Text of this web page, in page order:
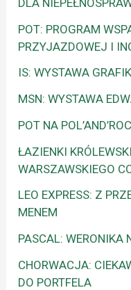
POT: PROGRAM
PRZYJAZDOWEJ I
IS: WYSTAWA
MSN: WYSTAWA
POT NA
ŁAZIENKI
WARSZAWSKIEGO
LEO EXPRESS: Z
MENEM
PASCAL: WERONIKA
CHORWACJA:
DO PORTFELA